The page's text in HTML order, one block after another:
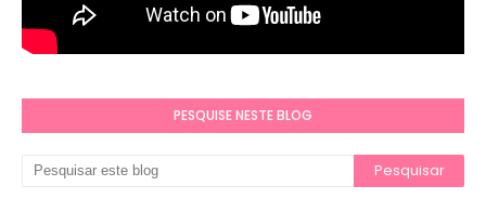
PESQUISE NESTE BLOG